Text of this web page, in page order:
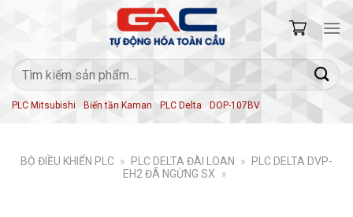
Tìm
kiếm:
PLC Mitsubishi Biến tần Kaman PLC Delta DOP-107BV
BỘ ĐIỀU KHIỂN PLC » PLC DELTA ĐÀI LOAN »
PLC DELTA DVP-
EH2 ĐÃ NGỪNG SX
»